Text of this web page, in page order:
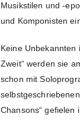
Musikstilen und -
und Komponisten
Keine Unbekannten
Zweit“ werden sie
schon mit
Chansons“ gefielen